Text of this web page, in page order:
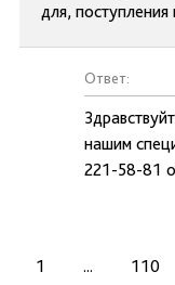
для,
Ответ:
нашим
221-58-81
1 ... 110